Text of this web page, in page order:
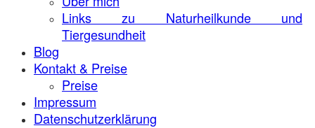
Links zu Naturheilkunde und
Tiergesundheit
Blog
Kontakt & Preise
Preise
Impressum
Datenschutzerklärung